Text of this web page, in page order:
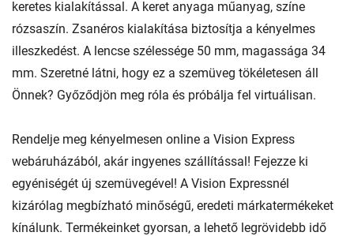
keretes kialakítással. A keret anyaga műanyag, színe
rózsaszín. Zsanéros kialakítása biztosítja a kényelmes
illeszkedést. A lencse szélessége 50 mm, magassága 34
mm. Szeretné látni, hogy ez a szemüveg tökéletesen áll
Önnek? Győződjön meg róla és próbálja fel virtuálisan.
Rendelje meg kényelmesen online a Vision Express
webáruházából, akár ingyenes szállítással! Fejezze ki
egyéniségét új szemüvegével! A Vision Expressnél
kizárólag megbízható minőségű, eredeti márkatermékeket
kínálunk. Termékeinket gyorsan, a lehető legrövidebb idő